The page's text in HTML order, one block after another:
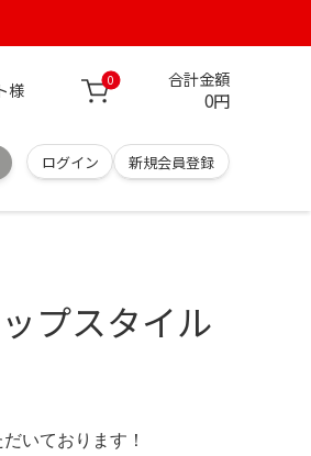
様 0 合計金額
0円
ログイン 新規会員登録
プスタイル
いております！